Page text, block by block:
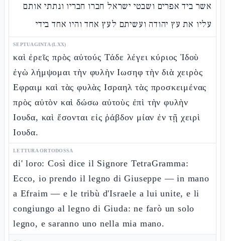
אשר ביד אפרים ושבטי ישראל חברו חבריו ונתתי אותם
עליו את עץ יהודה ועשיתם לעץ אחד והיו אחד בידי
SEPTUAGINTA (LXX)
καὶ ἐρεῖς πρὸς αὐτούς Τάδε λέγει κύριος Ἰδοὺ
ἐγὼ λήμψομαι τὴν φυλὴν Ιωσηφ τὴν διὰ χειρὸς
Εφραιμ καὶ τὰς φυλὰς Ισραηλ τὰς προσκειμένας
πρὸς αὐτὸν καὶ δώσω αὐτοὺς ἐπὶ τὴν φυλὴν
Ιουδα, καὶ ἔσονται εἰς ῥάβδον μίαν ἐν τῇ χειρὶ
Ιουδα.
LETTURA ORTODOSSA
di' loro: Così dice il Signore TetraGramma:
Ecco, io prendo il legno di Giuseppe — in mano
a Efraim — e le tribù d'Israele a lui unite, e li
congiungo al legno di Giuda: ne farò un solo
legno, e saranno uno nella mia mano.